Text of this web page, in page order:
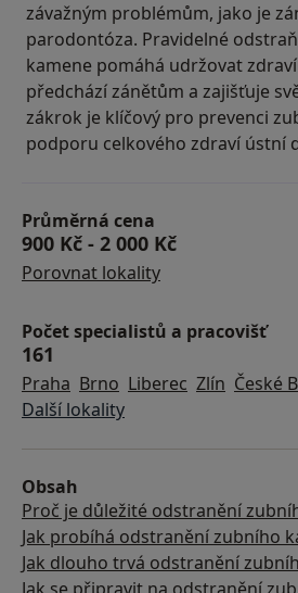
závažným problémům, jako je
parodontóza. Pravidelné
kamene pomáhá udržovat
předchází zánětům a zajišťuje
zákrok je klíčový pro prevenci
podporu celkového zdraví ústní
Průměrná cena
900 Kč - 2 000 Kč
Porovnat lokality
Počet specialistů a pracovišť
161
Praha Brno Liberec Zlín České
Další lokality
Obsah
Proč je důležité odstranění
Jak probíhá odstranění zubního
Jak dlouho trvá odstranění